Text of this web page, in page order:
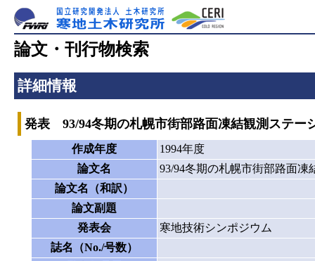
論文・刊行物検索
詳細情報
発表 93/94冬期の札幌市街部路面凍結観測ステー
作成年度
1994年度
論文名
93/94冬期の札幌市街部路面
論文名（和訳）
論文副題
発表会
寒地技術シンポジウム
誌名（No./号数）